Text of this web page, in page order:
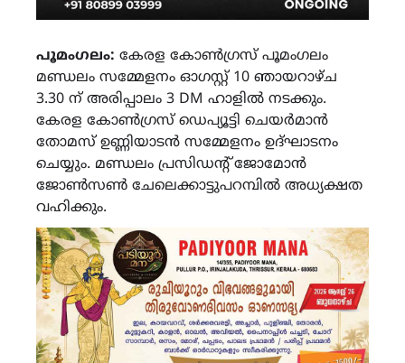
പൂമംഗലം: കേരള കോൺഗ്രസ് പൂമംഗലം
മണ്ഡലം സമ്മേളനം ഓഗസ്റ്റ് 10 ഞായറാഴ്ച
3.30 ന് അരിപ്പാലം 3 DM ഹാളിൽ നടക്കും.
കേരള കോൺഗ്രസ് ഡെപ്യൂട്ടി ചെയർമാൻ
തോമസ് ഉണ്ണിയാടൻ സമ്മേളനം ഉദ്ഘാടനം
ചെയ്യും. മണ്ഡലം പ്രസിഡന്റ് ജോമോൻ
ജോൺസൺ ചേലെക്കാട്ടുപറമ്പിൽ അധ്യക്ഷത
വഹിക്കും.